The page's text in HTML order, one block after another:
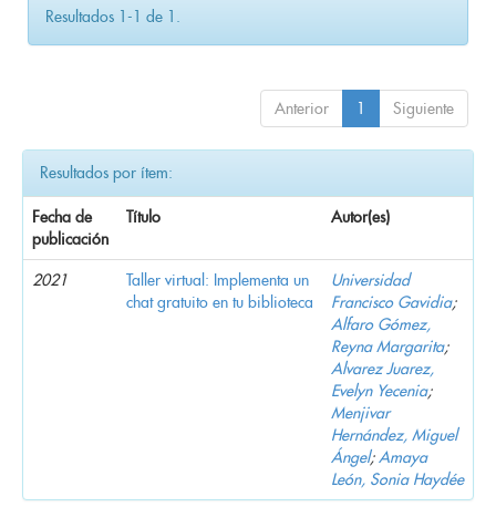
Resultados 1-1 de 1.
Anterior 1 Siguiente
Resultados por ítem:
Fecha de
publicación
Título Autor(es)
2021
Taller virtual: Implementa un
chat gratuito en tu biblioteca
Universidad
Francisco Gavidia;
Alfaro Gómez,
Reyna Margarita;
Alvarez Juarez,
Evelyn Yecenia;
Menjivar
Hernández, Miguel
Ángel; Amaya
León, Sonia Haydée